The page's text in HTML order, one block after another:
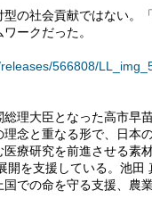
の社会貢献ではない。
ークだった。
566808/
理大臣となった高市早
念と重なる形で、日本
療研究を前進させる素
開を支援している。池
での命を守る支援、農